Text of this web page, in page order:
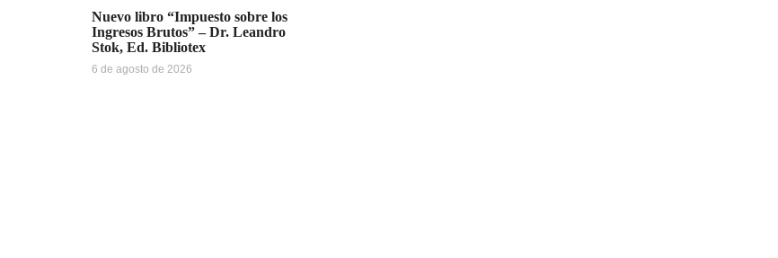
Nuevo libro “Impuesto sobre los
Ingresos Brutos” – Dr. Leandro
Stok, Ed. Bibliotex
6 de agosto de 2026